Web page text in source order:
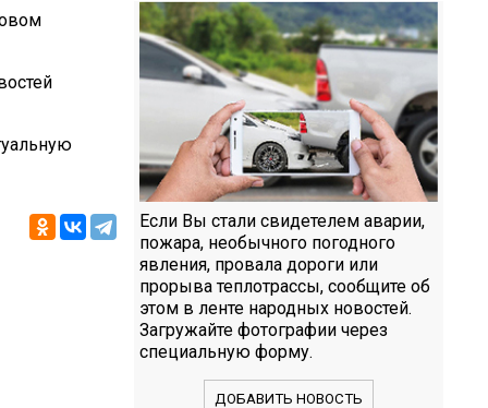
Если Вы стали свидетелем аварии,
пожара, необычного погодного
явления, провала дороги или
прорыва теплотрассы, сообщите об
этом в ленте народных новостей.
Загружайте фотографии через
специальную форму.
ДОБАВИТЬ НОВОСТЬ